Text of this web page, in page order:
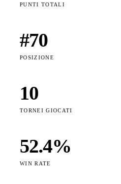
PUNTI TOTALI
#70
POSIZIONE
10
TORNEI GIOCATI
52.4%
WIN RATE